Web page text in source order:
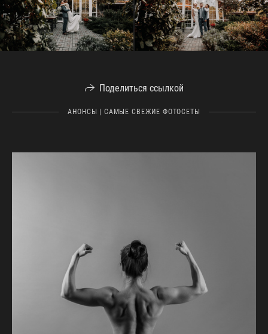
Поделиться ссылкой
АНОНСЫ | САМЫЕ СВЕЖИЕ ФОТОСЕТЫ